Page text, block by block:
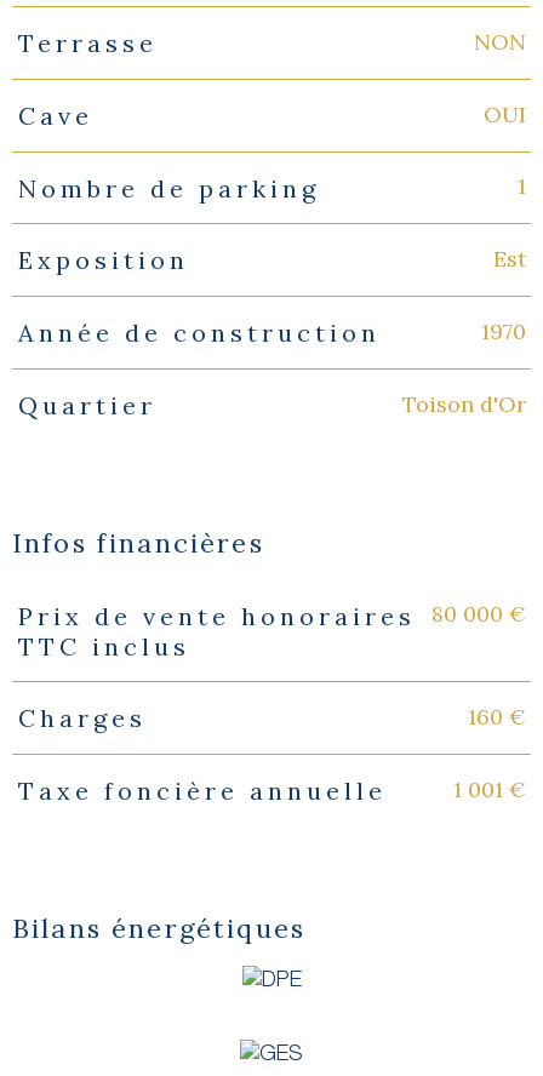
Terrasse NON
Cave OUI
Nombre de parking 1
Exposition Est
Année de construction 1970
Quartier Toison d'Or
Infos financières
Caractéristiques Valeurs
Prix de vente honoraires
TTC inclus
80 000 €
Charges 160 €
Taxe foncière annuelle 1 001 €
Bilans énergétiques